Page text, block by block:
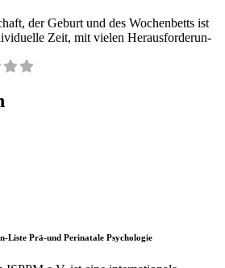
der Geburt und des Wochen­betts ist
Zeit, mit vie­len Her­aus­forderun­
Liste Prä-und Perinatale Psychologie